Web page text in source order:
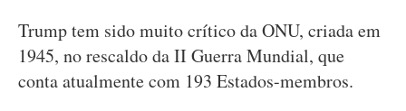
Trump tem sido muito crítico da ONU, criada em
1945, no rescaldo da II Guerra Mundial, que
conta atualmente com 193 Estados-membros.